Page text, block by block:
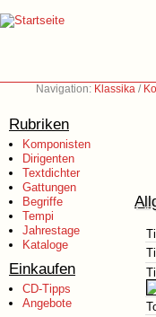
Navigation: Klassika /
Rubriken
Komponisten
Dirigenten
Textdichter
Gattungen
Begriffe
Tempi
Jahrestage
Kataloge
Einkaufen
CD-Tipps
Angebote